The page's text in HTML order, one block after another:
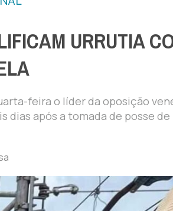
URRUTIA
feira o líder da oposição
dias após a tomada de posse